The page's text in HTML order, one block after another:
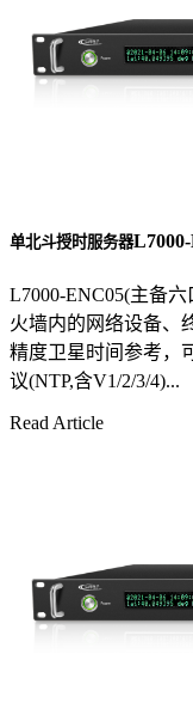
单北斗授时服务器
L7000-ENC05(主备
火墙内的网络设备、
精度卫星时间参考，
议(NTP,含V1/2/3/4)...
Read Article